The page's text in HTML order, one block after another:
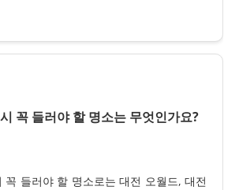
꼭 들러야 할 명소는 무엇인가요?
꼭 들러야 할 명소로는 대전 오월드, 대전